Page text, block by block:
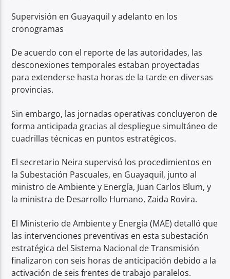
Supervisión en Guayaquil y adelanto en los
cronogramas
De acuerdo con el reporte de las autoridades, las
desconexiones temporales estaban proyectadas
para extenderse hasta horas de la tarde en diversas
provincias.
Sin embargo, las jornadas operativas concluyeron de
forma anticipada gracias al despliegue simultáneo de
cuadrillas técnicas en puntos estratégicos.
El secretario Neira supervisó los procedimientos en
la Subestación Pascuales, en Guayaquil, junto al
ministro de Ambiente y Energía, Juan Carlos Blum, y
la ministra de Desarrollo Humano, Zaida Rovira.
El Ministerio de Ambiente y Energía (MAE) detalló que
las intervenciones preventivas en esta subestación
estratégica del Sistema Nacional de Transmisión
finalizaron con seis horas de anticipación debido a la
activación de seis frentes de trabajo paralelos.